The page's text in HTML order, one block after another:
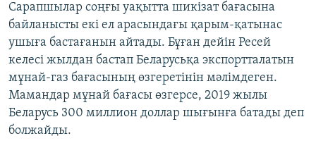
Сарапшылар соңғы уақытта шикізат бағасына
байланысты екі ел арасындағы қарым-қатынас
ушыға бастағанын айтады. Бұған дейін Ресей
келесі жылдан бастап Беларусьқа экспортталатын
мұнай-газ бағасының өзгеретінін мәлімдеген.
Мамандар мұнай бағасы өзгерсе, 2019 жылы
Беларусь 300 миллион доллар шығынға батады деп
болжайды.